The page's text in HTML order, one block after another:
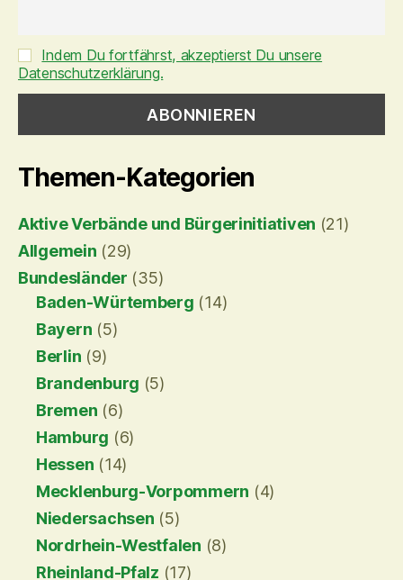
Indem Du fortfährst, akzeptierst Du unsere
Datenschutzerklärung.
Themen-Kategorien
Aktive Verbände und Bürgerinitiativen (21)
Allgemein (29)
Bundesländer (35)
Baden-Würtemberg (14)
Bayern (5)
Berlin (9)
Brandenburg (5)
Bremen (6)
Hamburg (6)
Hessen (14)
Mecklenburg-Vorpommern (4)
Niedersachsen (5)
Nordrhein-Westfalen (8)
Rheinland-Pfalz (17)